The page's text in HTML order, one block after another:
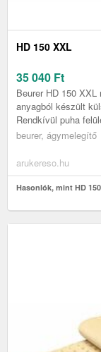
HD 150 XXL
35 040 Ft
Beurer HD 150
anyagból készült
Rendkívül puha
beurer, ágymelegítő
arukereso.hu
Hasonlók, mint HD